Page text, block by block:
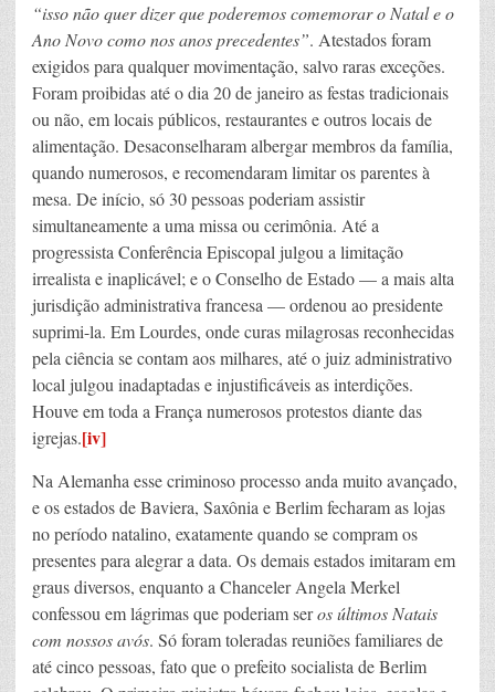
“isso não quer dizer que poderemos comemorar o Natal e o
Ano Novo como nos anos precedentes”. Atestados foram
exigidos para qualquer movimentação, salvo raras exceções.
Foram proibidas até o dia 20 de janeiro as festas tradicionais
ou não, em locais públicos, restaurantes e outros locais de
alimentação. Desaconselharam albergar membros da família,
quando numerosos, e recomendaram limitar os parentes à
mesa. De início, só 30 pessoas poderiam assistir
simultaneamente a uma missa ou cerimônia. Até a
progressista Conferência Episcopal julgou a limitação
irrealista e inaplicável; e o Conselho de Estado — a mais alta
jurisdição administrativa francesa — ordenou ao presidente
suprimi-la. Em Lourdes, onde curas milagrosas reconhecidas
pela ciência se contam aos milhares, até o juiz administrativo
local julgou inadaptadas e injustificáveis as interdições.
Houve em toda a França numerosos protestos diante das
igrejas.[iv]
Na Alemanha esse criminoso processo anda muito avançado,
e os estados de Baviera, Saxônia e Berlim fecharam as lojas
no período natalino, exatamente quando se compram os
presentes para alegrar a data. Os demais estados imitaram em
graus diversos, enquanto a Chanceler Angela Merkel
confessou em lágrimas que poderiam seros últimos Natais
com nossos avós. Só foram toleradas reuniões familiares de
até cinco pessoas, fato que o prefeito socialista de Berlim